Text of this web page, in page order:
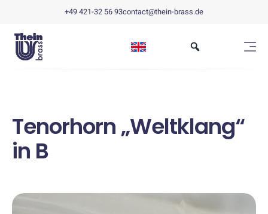
+49 421-32 56 93contact@thein-brass.de
Tenorhorn „Weltklang“
in B